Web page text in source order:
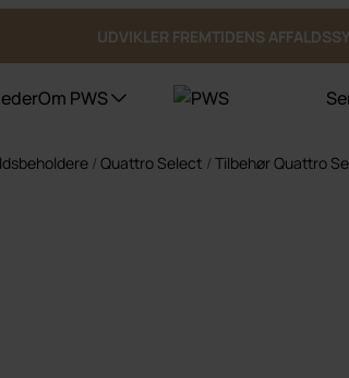
UDVIKLER FREMTIDENS
Om PWS
/ Quattro Select / Tilbehør Quattro